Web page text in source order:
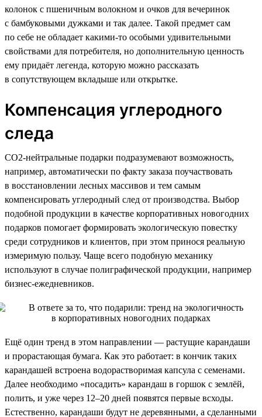
колонок с пшеничным волокном и очков для вечеринок
с бамбуковыми дужками и так далее. Такой предмет сам
по себе не обладает какими-то особыми удивительными
свойствами для потребителя, но дополнительную ценность
ему придаёт легенда, которую можно рассказать
в сопутствующем вкладыше или открытке.
Компенсация углеродного
следа
CO2-нейтральные подарки подразумевают возможность,
например, автоматически по факту заказа поучаствовать
в восстановлении лесных массивов и тем самым
компенсировать углеродный след от производства. Выбор
подобной продукции в качестве корпоративных новогодних
подарков помогает формировать экологическую повестку
среди сотрудников и клиентов, при этом принося реальную
измеримую пользу. Чаще всего подобную механику
используют в случае полиграфической продукции, например
бизнес-ежедневников.
Ещё один тренд в этом направлении — растущие карандаши
и прорастающая бумага. Как это работает: в кончик таких
карандашей встроена водорастворимая капсула с семенами.
Далее необходимо «посадить» карандаш в горшок с землёй,
полить, и уже через 12–20 дней появятся первые всходы.
Естественно, карандаши будут не деревянными, а сделанными